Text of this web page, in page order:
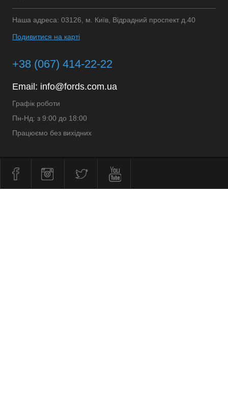
Наша адреса: 03126, м. Київ, Відрадний проспект д.40
Подивитися на карті
+38 (067) 414-22-22
Email: info@fords.com.ua
Графік роботи
Пн-Нд: з 9:00 до 18:00
Працюємо без вихідних